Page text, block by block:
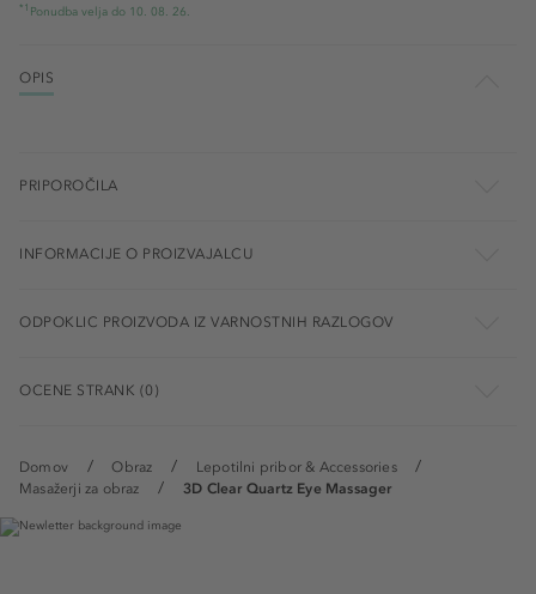
Domov Obraz
Lepotilni pribor & Accessories
Masažerji za obraz
3D Clear Quartz Eye Massager
*1 Ponudba velja do 10. 08. 26.
OPIS
PRIPOROČILA
INFORMACIJE O PROIZVAJALCU
ODPOKLIC PROIZVODA IZ VARNOSTNIH RAZLOGOV
OCENE STRANK (0)